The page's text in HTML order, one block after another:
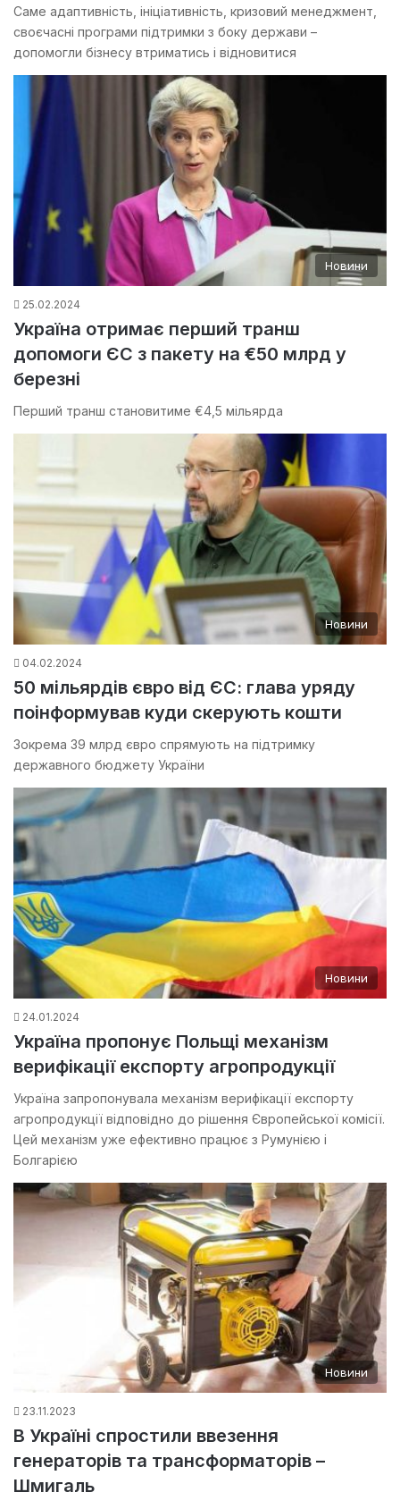
Саме адаптивність, ініціативність, кризовий менеджмент,
своєчасні програми підтримки з боку держави –
допомогли бізнесу втриматись і відновитися
Новини
25.02.2024
Україна отримає перший транш
допомоги ЄС з пакету на €50 млрд у
березні
Перший транш становитиме €4,5 мільярда
Новини
04.02.2024
50 мільярдів євро від ЄС: глава уряду
поінформував куди скерують кошти
Зокрема 39 млрд євро спрямують на підтримку
державного бюджету України
Новини
24.01.2024
Україна пропонує Польщі механізм
верифікації експорту агропродукції
Україна запропонувала механізм верифікації експорту
агропродукції відповідно до рішення Європейської комісії.
Цей механізм уже ефективно працює з Румунією і
Болгарією
Новини
23.11.2023
В Україні спростили ввезення
генераторів та трансформаторів –
Шмигаль